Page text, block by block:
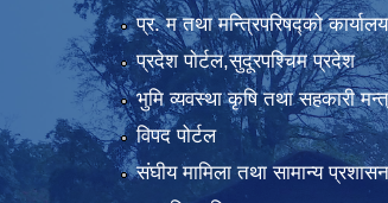
प्र. म तथा मन्त्रिपरिषद्को कार्यालय
प्रदेश पाेर्टल,सुदूरपश्चिम प्रदेश
भुमि व्यवस्था कृषि तथा सहकारी
विपद पोर्टल
संघीय मामिला तथा सामान्य